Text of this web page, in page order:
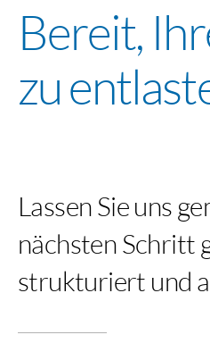
Bereit,
zu
Lassen Sie uns
nächsten Schritt
strukturiert und